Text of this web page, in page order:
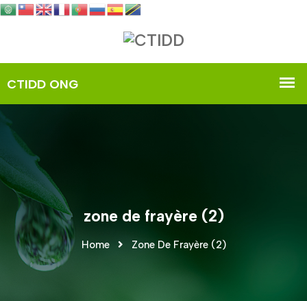
zone de frayère (2)
Home Zone De Frayère (2)